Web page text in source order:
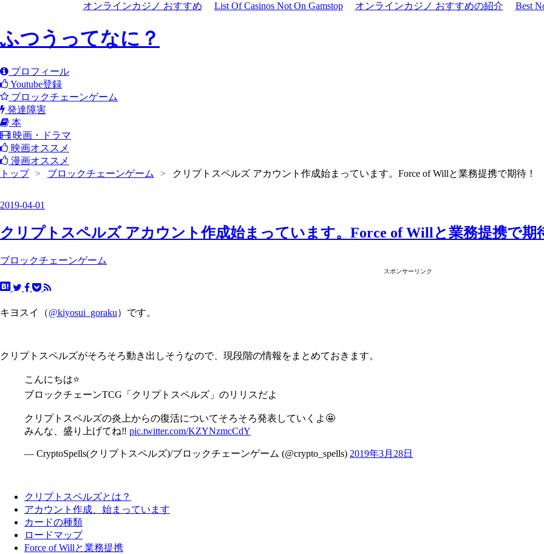
オンラインカジノ おすすめ List Of Casinos Not On Gamstop オンラインカジノ おすすめの紹介 Best
ふつうってなに？
プロフィール
Youtube登録
ブロックチェーンゲーム
発達障害
本
映画・ドラマ
映画オススメ
漫画オススメ
トップ
> ブロックチェーンゲーム > クリプトスペルズ アカウント作成始まっています。Force of Willと業務提携で期待！
2019-04-01
クリプトスペルズ アカウント作成始まっています。Force of Willと業務提携で期
ブロックチェーンゲーム
スポンサーリンク
キヨスイ（@kiyosui_goraku）です。
クリプトスペルズがそろそろ動き出しそうなので、現段階の情報をまとめておきます。
こんにちは⭐️
ブロックチェーンTCG「クリプトスペルズ」のリリスだよ
クリプトスペルズの炎上からの復活についてそろそろ発表していくよ🤩
みんな、盛り上げてね‼️ pic.twitter.com/KZYNzmcCdY
— CryptoSpells(クリプトスペルズ)/ブロックチェーンゲーム (@crypto_spells) 2019年3月28日
クリプトスペルズとは？
アカウント作成、始まっています
カードの種類
ロードマップ
Force of Willと業務提携